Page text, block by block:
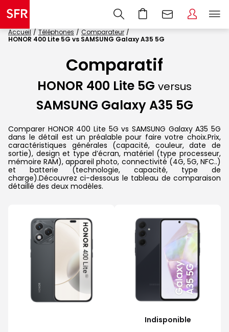
Accueil Téléphones
Comparateur
HONOR 400 Lite 5G vs SAMSUNG Galaxy A35 5G
Comparatif
HONOR 400 Lite 5G versus
SAMSUNG Galaxy A35 5G
Comparer HONOR 400 Lite 5G vs SAMSUNG Galaxy A35 5G
dans le détail est un préalable pour faire votre choix.Prix,
caractéristiques générales (capacité, couleur, date de
sortie), design et type d’écran, matériel (type processeur,
mémoire RAM), appareil photo, connectivité (4G, 5G, NFC..)
et batterie (technologie, capacité, type de
charge).Découvrez ci-dessous le tableau de comparaison
détaillé des deux modèles.
Indisponible